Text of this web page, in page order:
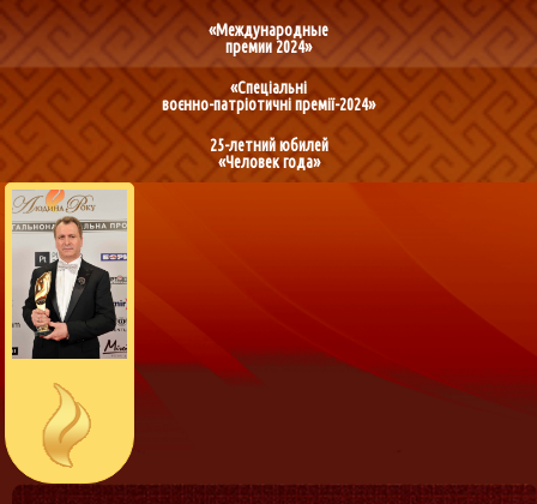
«Международные
премии 2024»
«Спеціальні
воєнно-патріотичні премії-2024»
25-летний юбилей
«Человек года»